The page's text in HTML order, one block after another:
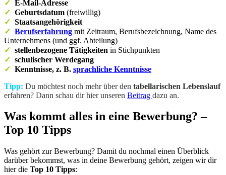
✓ E-Mail-Adresse
✓ Geburtsdatum (freiwillig)
✓ Staatsangehörigkeit
✓ Berufserfahrung mit Zeitraum, Berufsbezeichnung, Name des
Unternehmens (und ggf. Abteilung)
✓ stellenbezogene Tätigkeiten in Stichpunkten
✓ schulischer Werdegang
✓ Kenntnisse, z. B. sprachliche Kenntnisse
Tipp: Du möchtest noch mehr über den tabellarischen Lebenslauf
erfahren? Dann schau dir hier unseren Beitrag dazu an.
Was kommt alles in eine Bewerbung? –
Top 10 Tipps
Was gehört zur Bewerbung? Damit du nochmal einen Überblick
darüber bekommst, was in deine Bewerbung gehört, zeigen wir dir
hier die Top 10 Tipps: